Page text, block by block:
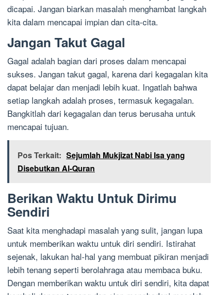
dicapai. Jangan biarkan masalah menghambat langkah
kita dalam mencapai impian dan cita-cita.
Jangan Takut Gagal
Gagal adalah bagian dari proses dalam mencapai
sukses. Jangan takut gagal, karena dari kegagalan kita
dapat belajar dan menjadi lebih kuat. Ingatlah bahwa
setiap langkah adalah proses, termasuk kegagalan.
Bangkitlah dari kegagalan dan terus berusaha untuk
mencapai tujuan.
Pos Terkait: Sejumlah Mukjizat Nabi Isa yang
Disebutkan Al-Quran
Berikan Waktu Untuk Dirimu
Sendiri
Saat kita menghadapi masalah yang sulit, jangan lupa
untuk memberikan waktu untuk diri sendiri. Istirahat
sejenak, lakukan hal-hal yang membuat pikiran menjadi
lebih tenang seperti berolahraga atau membaca buku.
Dengan memberikan waktu untuk diri sendiri, kita dapat